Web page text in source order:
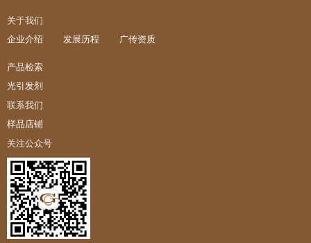
关于我们
企业介绍 发展历程 广传资质
产品检索
光引发剂
联系我们
样品店铺
关注公众号